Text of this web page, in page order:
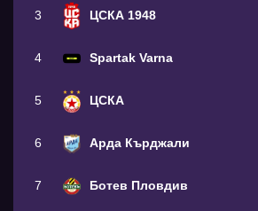
3 ЦСКА 1948
4 Spartak Varna
5 ЦСКА
6 Арда Кърджали
7 Ботев Пловдив